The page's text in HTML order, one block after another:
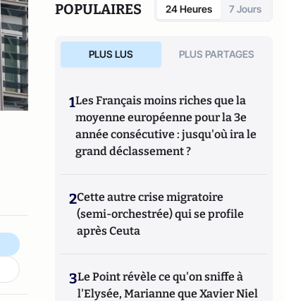
POPULAIRES 24 Heures 7 Jours
PLUS LUS PLUS PARTAGES
1Les Français moins riches que la
moyenne européenne pour la 3e
année consécutive : jusqu'où ira le
grand déclassement ?
2Cette autre crise migratoire
(semi-orchestrée) qui se profile
après Ceuta
3Le Point révèle ce qu'on sniffe à
l'Elysée, Marianne que Xavier Niel